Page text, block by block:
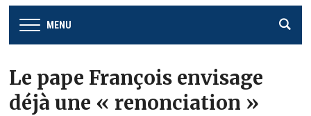
MENU
Le pape François envisage
déjà une « renonciation »